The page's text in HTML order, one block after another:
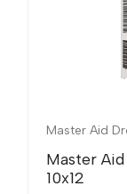
Master Aid
Master
10x12